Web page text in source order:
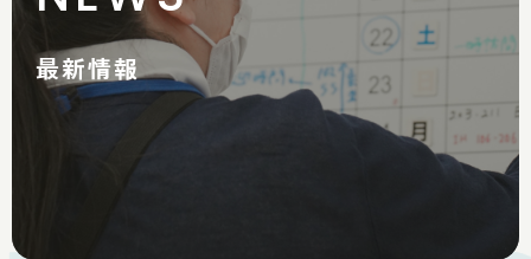
最新情報